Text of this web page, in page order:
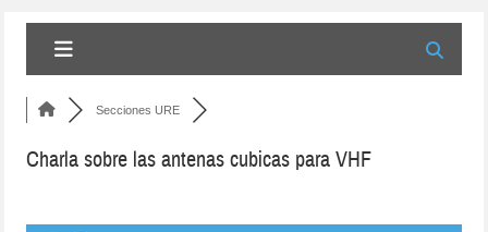
Secciones URE
Charla sobre las antenas cubicas para VHF